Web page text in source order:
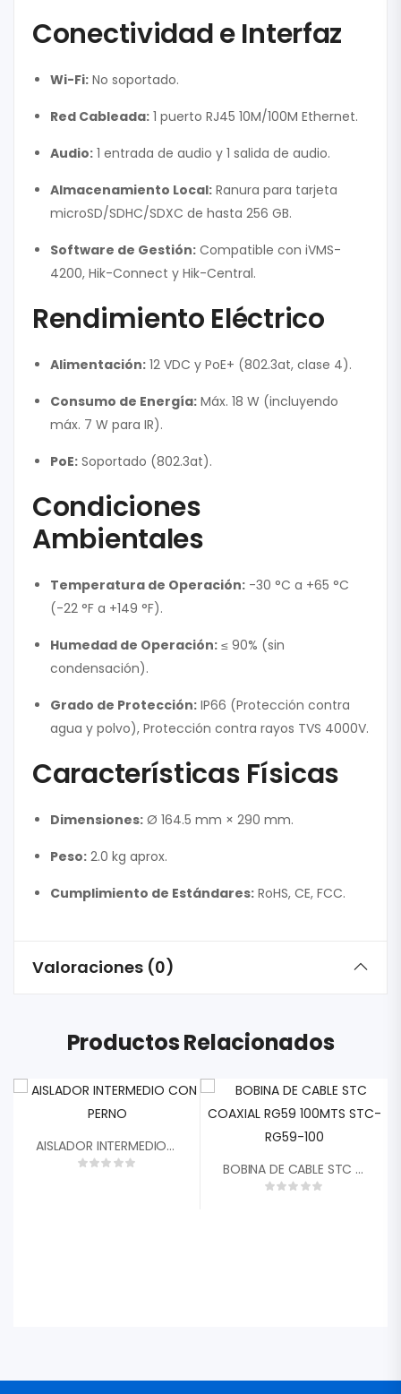
Conectividad e Interfaz
Wi-Fi: No soportado.
Red Cableada: 1 puerto RJ45 10M/100M Ethernet.
Audio: 1 entrada de audio y 1 salida de audio.
Almacenamiento Local: Ranura para tarjeta
microSD/SDHC/SDXC de hasta 256 GB.
Software de Gestión: Compatible con iVMS-
4200, Hik-Connect y Hik-Central.
Rendimiento Eléctrico
Alimentación: 12 VDC y PoE+ (802.3at, clase 4).
Consumo de Energía: Máx. 18 W (incluyendo
máx. 7 W para IR).
PoE: Soportado (802.3at).
Condiciones
Ambientales
Temperatura de Operación: -30 °C a +65 °C
(-22 °F a +149 °F).
Humedad de Operación: ≤ 90% (sin
condensación).
Grado de Protección: IP66 (Protección contra
agua y polvo), Protección contra rayos TVS 4000V.
Características Físicas
Dimensiones: Ø 164.5 mm × 290 mm.
Peso: 2.0 kg aprox.
Cumplimiento de Estándares: RoHS, CE, FCC.
Valoraciones (0)
Productos Relacionados
AISLADOR INTERMEDIO CON PERNO
BOBINA DE CABLE STC COAXIAL RG59 100MTS STC-RG59-100